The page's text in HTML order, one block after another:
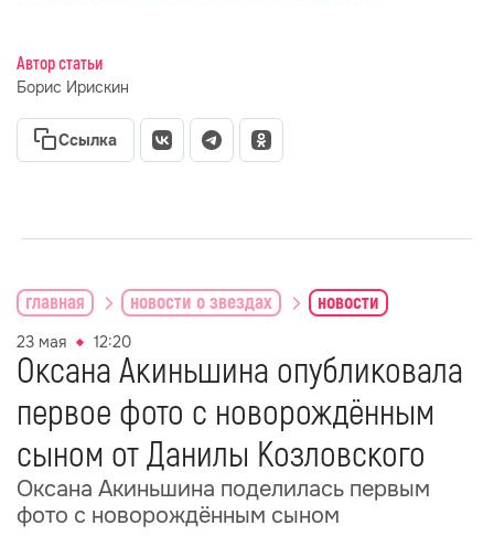
Автор статьи
Борис Ирискин
Ссылка
главная новости о звездах новости
23 мая 12:20
Оксана Акиньшина опубликовала
первое фото с новорождённым
сыном от Данилы Козловского
Оксана Акиньшина поделилась первым
фото с новорождённым сыном